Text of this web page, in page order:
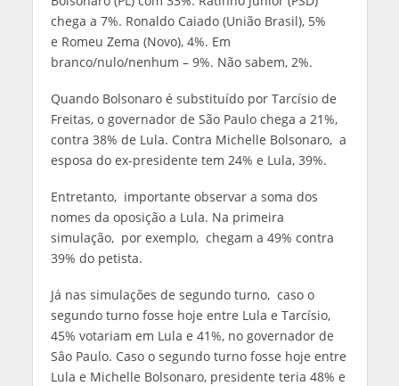
chega a 7%. Ronaldo Caiado (União Brasil), 5%
e Romeu Zema (Novo), 4%. Em
branco/nulo/nenhum – 9%. Não sabem, 2%.
Quando Bolsonaro é substituído por Tarcísio de
Freitas, o governador de São Paulo chega a 21%,
contra 38% de Lula. Contra Michelle Bolsonaro, a
esposa do ex-presidente tem 24% e Lula, 39%.
Entretanto, importante observar a soma dos
nomes da oposição a Lula. Na primeira
simulação, por exemplo, chegam a 49% contra
39% do petista.
Já nas simulações de segundo turno, caso o
segundo turno fosse hoje entre Lula e Tarcísio,
45% votariam em Lula e 41%, no governador de
Sâo Paulo. Caso o segundo turno fosse hoje entre
Lula e Michelle Bolsonaro, presidente teria 48% e